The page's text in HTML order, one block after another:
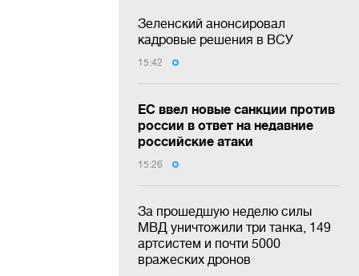
Зеленский анонсировал
кадровые решения в ВСУ
15:42
ЕС ввел новые санкции против
россии в ответ на недавние
российские атаки
15:26
За прошедшую неделю силы
МВД уничтожили три танка, 149
артсистем и почти 5000
вражеских дронов